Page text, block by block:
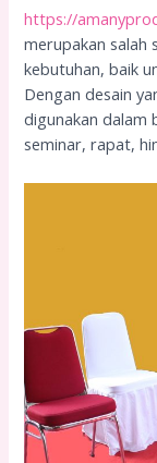
https://
merupakan salah
kebutuhan, baik
Dengan desain
digunakan dalam
seminar, rapat,